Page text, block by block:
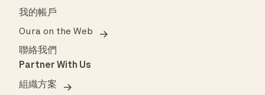
我的帳戶
Oura on the Web
聯絡我們
Partner With Us
組織方案